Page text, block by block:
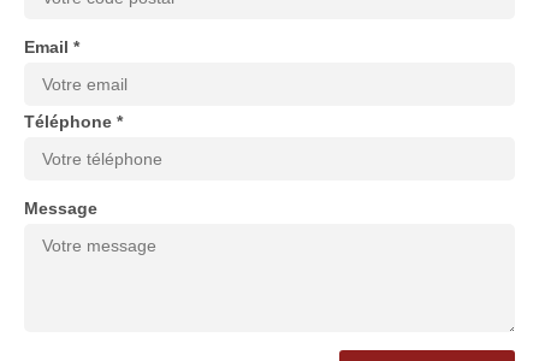
Email *
Téléphone *
Message